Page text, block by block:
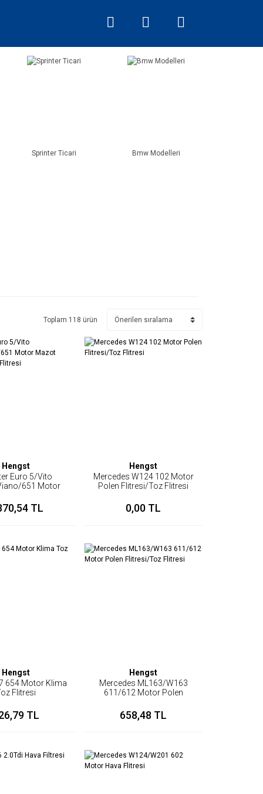
Sprinter Ticari Bmw Modelleri
Toplam 118 ürün
Hengst
Euro 5/Vito
651 Motor
TL
Hengst
Mercedes W124 102 Motor
Polen Flitresi/Toz Flitresi
0,00 TL
Hengst
654 Motor Klima
Flitresi
TL
Hengst
Mercedes ML163/W163
611/612 Motor Polen
658,48 TL